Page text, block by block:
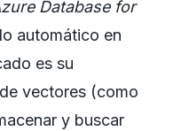
Database for
automático en
es su
vectores (como
y buscar